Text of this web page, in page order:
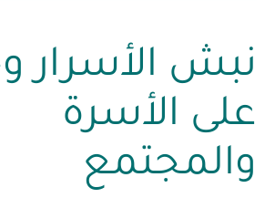
نبش الأسرار
على الأسرة
والمجتمع